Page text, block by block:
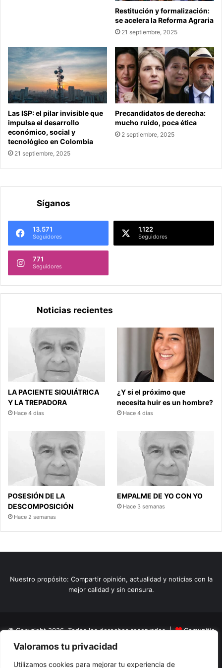
Valoramos tu privacidad
Utilizamos cookies para mejorar tu experiencia de
Restitución y formalización:
se acelera la Reforma Agraria
21 septiembre, 2025
Las ISP: el pilar invisible que
impulsa el desarrollo
económico, social y
tecnológico en Colombia
21 septiembre, 2025
Precandidatos de derecha:
mucho ruido, poca ética
2 septiembre, 2025
Síganos
13.571
Seguidores
1.122
Seguidores
771
Seguidores
Noticias recientes
LA PACIENTE SIQUIÁTRICA
Y LA TREPADORA
Hace 4 días
¿Y si el próximo que
necesita huir es un hombre?
Hace 4 días
POSESIÓN DE LA
DESCOMPOSICIÓN
Hace 2 semanas
EMPALME DE YO CON YO
Hace 3 semanas
Nuestro propósito: Compartir opinión, actualidad y noticias con la
mejor calidad y sin censura.
© Copyright 2026, Todos los derechos reservados |
Comunitic
SAS BICNit 901228106
Home
Actualidad Variedades Opinion Turismo